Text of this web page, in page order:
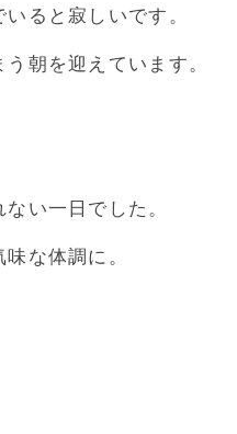
ると寂しいです。
朝を迎えています。
い一日でした。
な体調に。